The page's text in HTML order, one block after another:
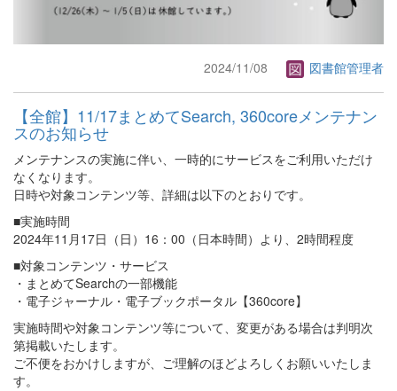
2024/11/08 図書館管理者
【全館】11/17まとめてSearch, 360coreメンテナン
スのお知らせ
メンテナンスの実施に伴い、一時的にサービスをご利用いただけ
なくなります。
日時や対象コンテンツ等、詳細は以下のとおりです。
■実施時間
2024年11月17日（日）16：00（日本時間）より、2時間程度
■対象コンテンツ・サービス
・まとめてSearchの一部機能
・電子ジャーナル・電子ブックポータル【360core】
実施時間や対象コンテンツ等について、変更がある場合は判明次
第掲載いたします。
ご不便をおかけしますが、ご理解のほどよろしくお願いいたしま
す。